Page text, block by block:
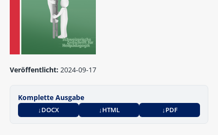
Veröffentlicht: 2024-09-17
Komplette Ausgabe
DOCX HTML PDF